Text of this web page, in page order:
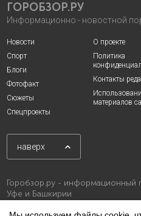
ГОРОБЗОР.РУ
Информационно - новостной
Новости
Спорт
Блоги
Фотофакт
Сюжеты
Спецпроекты
О проекте
Политика
Контакты
материалов
наверх
Горобзор.ру - информационный
Уфе и Башкирии